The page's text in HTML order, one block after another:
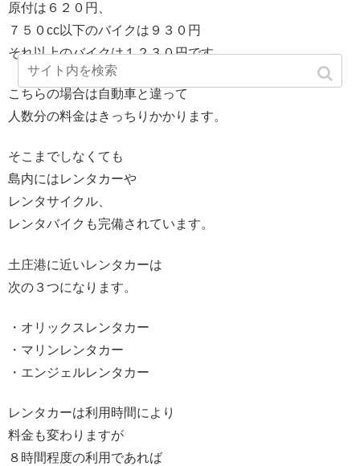
原付は６２０円、
７５０cc以下のバイクは９３０円
それ以上のバイクは１２３０円です。
こちらの場合は自動車と違って
人数分の料金はきっちりかかります。
そこまでしなくても
島内にはレンタカーや
レンタサイクル、
レンタバイクも完備されています。
土庄港に近いレンタカーは
次の３つになります。
・オリックスレンタカー
・マリンレンタカー
・エンジェルレンタカー
レンタカーは利用時間により
料金も変わりますが
８時間程度の利用であれば